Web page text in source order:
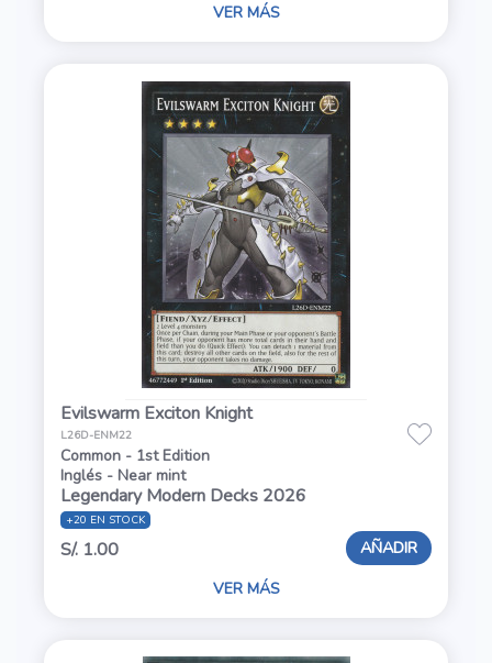
VER MÁS
Evilswarm Exciton Knight
L26D-ENM22
Common - 1st Edition
Inglés - Near mint
Legendary Modern Decks 2026
+20 EN STOCK
S/. 1.00 AÑADIR
VER MÁS